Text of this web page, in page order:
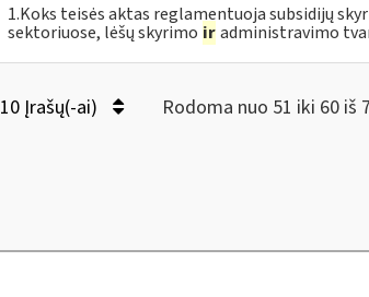
1.Koks teisės aktas reglamentuoja subsidijų
sektoriuose, lėšų skyrimo ir administravimo
10 Įrašų(-ai) Rodoma nuo 51 iki 60 iš